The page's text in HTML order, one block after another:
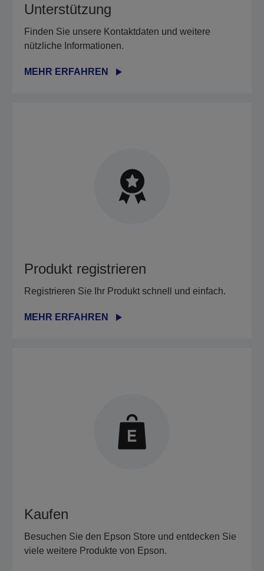
Unterstützung
Finden Sie unsere Kontaktdaten und weitere
nützliche Informationen.
MEHR ERFAHREN
Produkt registrieren
Registrieren Sie Ihr Produkt schnell und einfach.
MEHR ERFAHREN
Kaufen
Besuchen Sie den Epson Store und entdecken Sie
viele weitere Produkte von Epson.